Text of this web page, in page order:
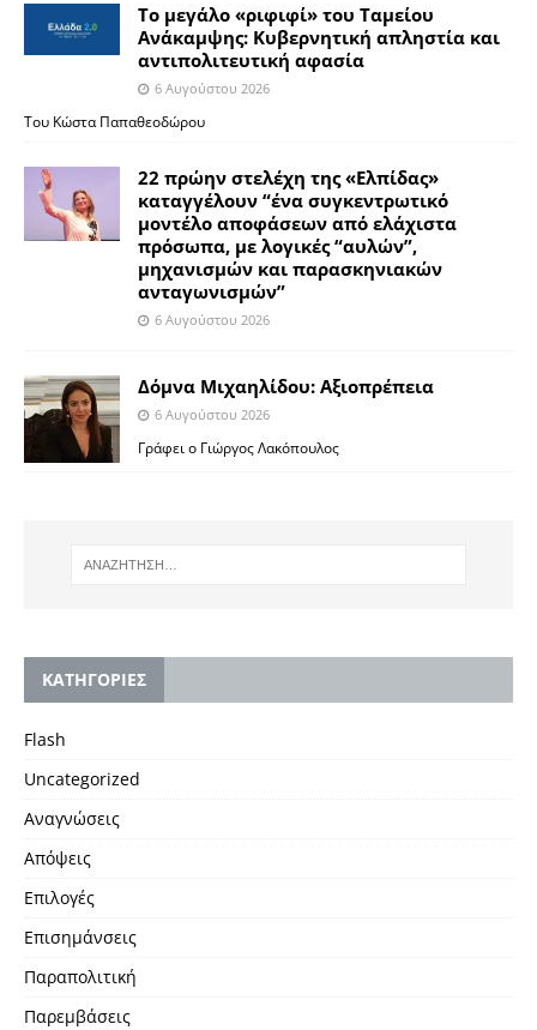
Το μεγάλο «ριφιφί» του Ταμείου
Ανάκαμψης: Κυβερνητική απληστία και
αντιπολιτευτική αφασία
6 Αυγούστου 2026
Του Κώστα Παπαθεοδώρου
22 πρώην στελέχη της «Ελπίδας»
καταγγέλουν “ένα συγκεντρωτικό
μοντέλο αποφάσεων από ελάχιστα
πρόσωπα, με λογικές “αυλών”,
μηχανισμών και παρασκηνιακών
ανταγωνισμών”
6 Αυγούστου 2026
Δόμνα Μιχαηλίδου: Αξιοπρέπεια
6 Αυγούστου 2026
Γράφει ο Γιώργος Λακόπουλος
KΑΤΗΓΟΡΙΕΣ
Flash
Uncategorized
Αναγνώσεις
Απόψεις
Επιλογές
Επισημάνσεις
Παραπολιτική
Παρεμβάσεις